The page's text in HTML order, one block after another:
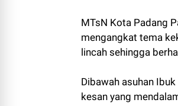
MTsN Kota Padang
mengangkat tema
lincah sehingga
Dibawah asuhan
kesan yang